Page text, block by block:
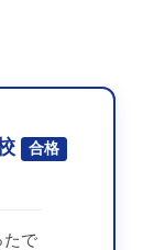
合格
たで